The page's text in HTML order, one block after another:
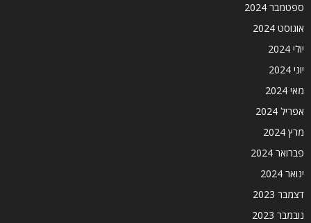
ספטמבר 2024
אוגוסט 2024
יולי 2024
יוני 2024
מאי 2024
אפריל 2024
מרץ 2024
פברואר 2024
ינואר 2024
דצמבר 2023
נובמבר 2023